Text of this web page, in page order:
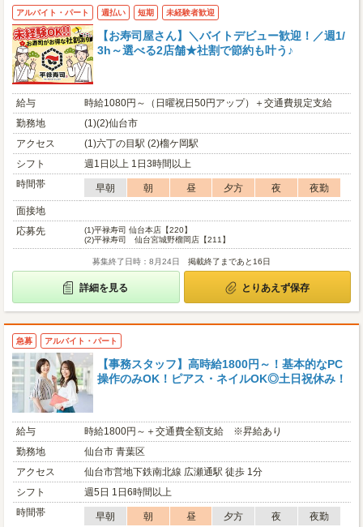
アルバイト・パート 週払い 短期 未経験者歓迎
【お寿司屋さん】＼バイトデビュー歓迎！／週1/
3h～選べる2店舗★社割で節約も叶う♪
給与
時給1080円～（日曜祝日50円アップ）＋交通費規定支給
勤務地
(1)(2)仙台市
アクセス
(1)六丁の目駅 (2)榴ケ岡駅
シフト
週1日以上 1日3時間以上
時間帯
早朝 朝 昼 夕方 夜
夜勤
面接地
応募先
(1)平禄寿司 仙台本店【220】
(2)平禄寿司 仙台宮城野榴岡店【211】
募集終了日時：8月24日 掲載終了まであと16日
詳細を見る とりあえず保存
急募 アルバイト・パート
【事務スタッフ】高時給1800円～！基本的なPC
操作のみOK！ピアス・ネイルOK◎土日祝休み！
給与
時給1800円～＋交通費全額支給 ※昇給あり
勤務地
仙台市 青葉区
アクセス
仙台市営地下鉄南北線 広瀬通駅 徒歩 1分
シフト
週5日 1日6時間以上
時間帯
早朝 朝 昼 夕方 夜
夜勤